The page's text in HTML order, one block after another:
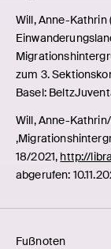
Will, Anne-Kathrin
zum 3.
Basel:
Will, Anne-
18/2021, http://
abgerufen:
Fußno­ten